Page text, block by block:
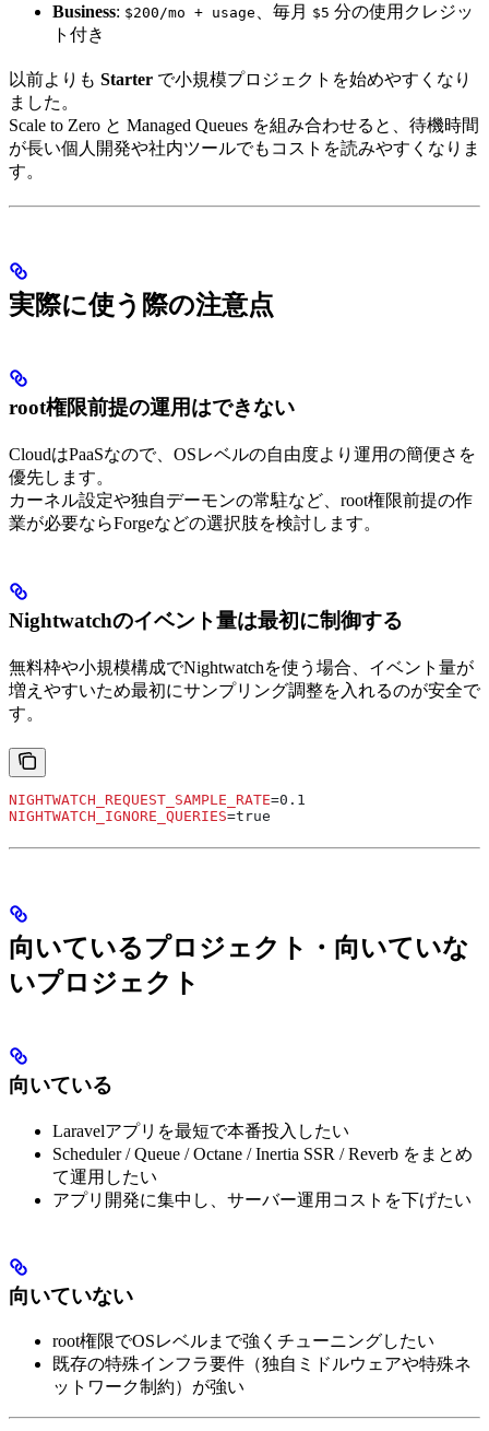
Business: $200/mo + usage 、毎月 $5 分の使用クレジッ
ト付き
以前よりも Starter で小規模プロジェクトを始めやすくなり
ました。
Scale to Zero と Managed Queues を組み合わせると、待機時間
が長い個人開発や社内ツールでもコストを読みやすくなりま
す。
実際に使う際の注意点
root権限前提の運用はできない
CloudはPaaSなので、OSレベルの自由度より運用の簡便さを
優先します。
カーネル設定や独自デーモンの常駐など、root権限前提の作
業が必要ならForgeなどの選択肢を検討します。
Nightwatchのイベント量は最初に制御する
無料枠や小規模構成でNightwatchを使う場合、イベント量が
増えやすいため最初にサンプリング調整を入れるのが安全で
す。
NIGHTWATCH_REQUEST_SAMPLE_RATE=0.1
NIGHTWATCH_IGNORE_QUERIES=true
向いているプロジェクト・向いていな
いプロジェクト
向いている
Laravelアプリを最短で本番投入したい
Scheduler / Queue / Octane / Inertia SSR / Reverb をまとめ
て運用したい
アプリ開発に集中し、サーバー運用コストを下げたい
向いていない
root権限でOSレベルまで強くチューニングしたい
既存の特殊インフラ要件（独自ミドルウェアや特殊ネ
ットワーク制約）が強い